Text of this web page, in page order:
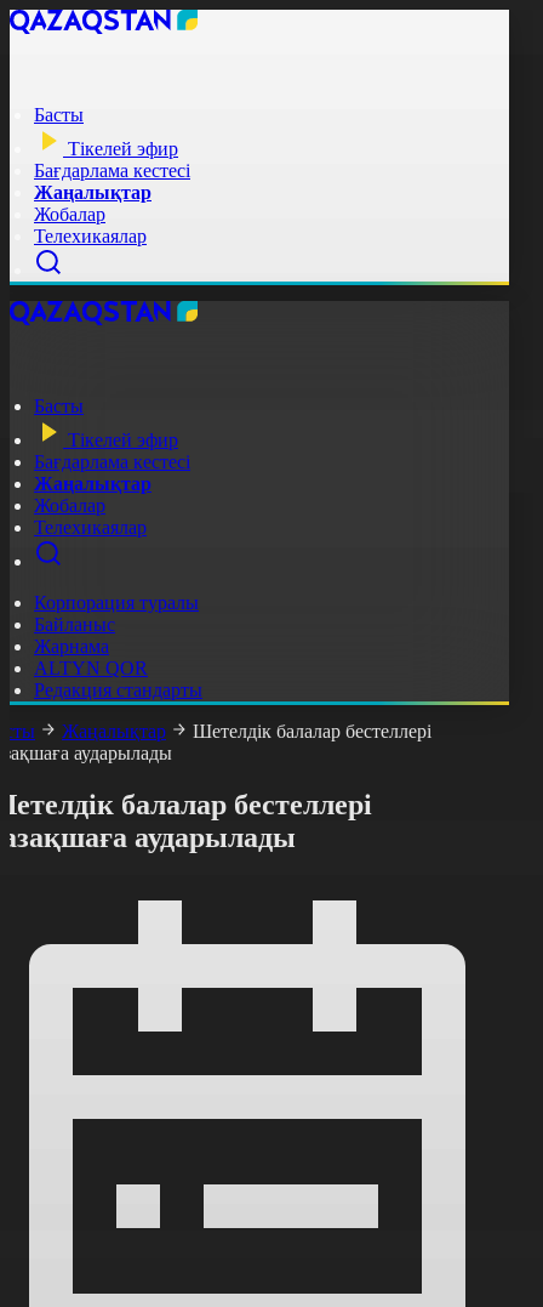
Басты
Тікелей эфир
Бағдарлама кестесі
Жаңалықтар
Жобалар
Телехикаялар
Басты
Тікелей эфир
Бағдарлама кестесі
Жаңалықтар
Жобалар
Телехикаялар
Корпорация туралы
Байланыс
Жарнама
ALTYN QOR
Редакция стандарты
Жаңалықтар
Шетелдік балалар бестеллері
аударылады
балалар бестеллері
аударылады